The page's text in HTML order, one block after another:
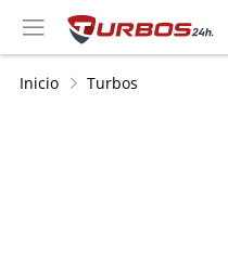
Inicio Turbos